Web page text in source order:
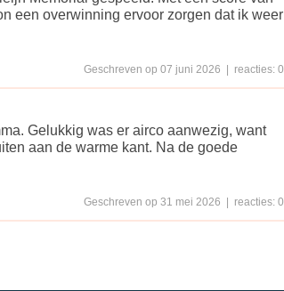
een overwinning ervoor zorgen dat ik weer
Geschreven op 07 juni 2026 | reacties: 0
Gelukkig was er airco aanwezig, want
aan de warme kant. Na de goede
Geschreven op 31 mei 2026 | reacties: 0